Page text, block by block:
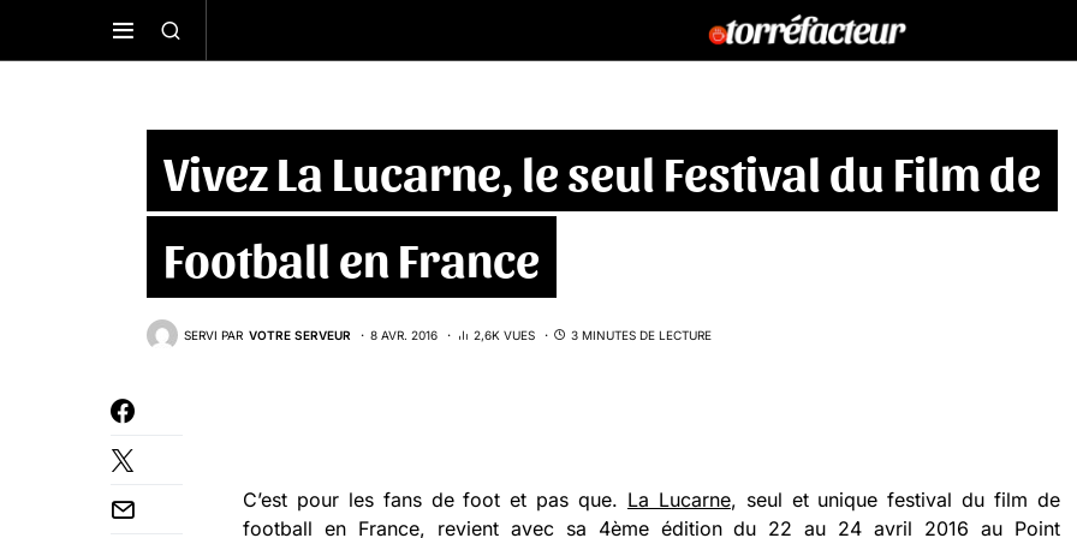
Vivez La Lucarne, le seul Festival du Film de
Football en France
SERVI PAR VOTRE SERVEUR 8 AVR. 2016 2,6K VUES 3 MINUTES DE LECTURE
C’est pour les fans de foot et pas que. La Lucarne, seul et unique festival du film de
football en France, revient avec sa 4ème édition du 22 au 24 avril 2016 au Point